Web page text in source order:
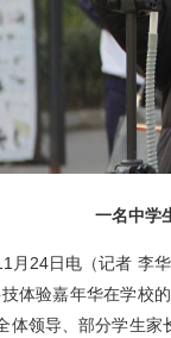
一名中学
24日电（记者 李华
体验嘉年华在学校
体领导、部分学生